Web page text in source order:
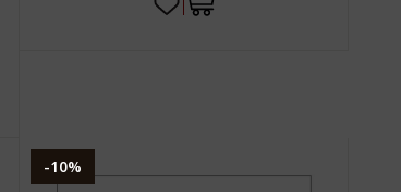
-10%